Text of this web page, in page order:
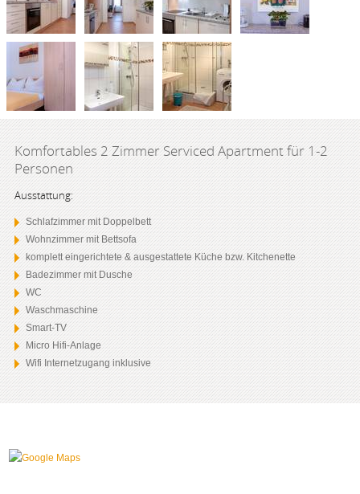
Komfortables 2 Zimmer Serviced Apartment für 1-2
Personen
Ausstattung:
Schlafzimmer mit Doppelbett
Wohnzimmer mit Bettsofa
komplett eingerichtete & ausgestattete Küche bzw. Kitchenette
Badezimmer mit Dusche
WC
Waschmaschine
Smart-TV
Micro Hifi-Anlage
Wifi Internetzugang inklusive